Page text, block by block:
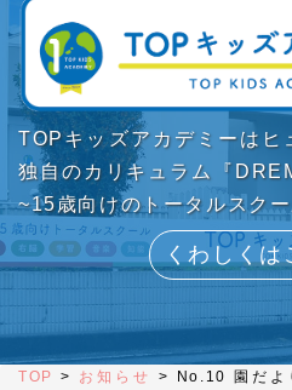
TOPキッズアカデミーはヒ
独自のカリキュラム『
~15歳向けのトータルスクー
くわしく
TOP > お知らせ > No.10 園だよ